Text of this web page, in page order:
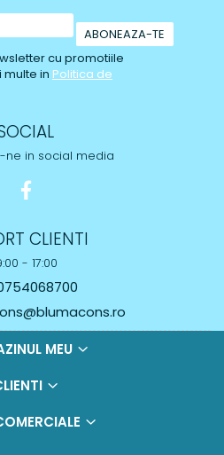
cu promotiile
multe in Politica de
ne in social media
CLIENTI
- 17:00
MEU